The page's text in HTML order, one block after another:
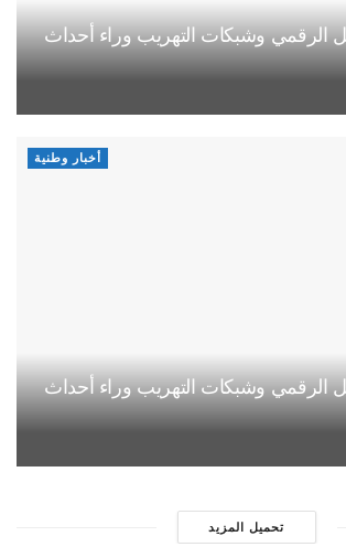
الرقمي وشبكات التهريب وراء أحداث
أخبار وطنية
الرقمي وشبكات التهريب وراء أحداث
تحميل المزيد